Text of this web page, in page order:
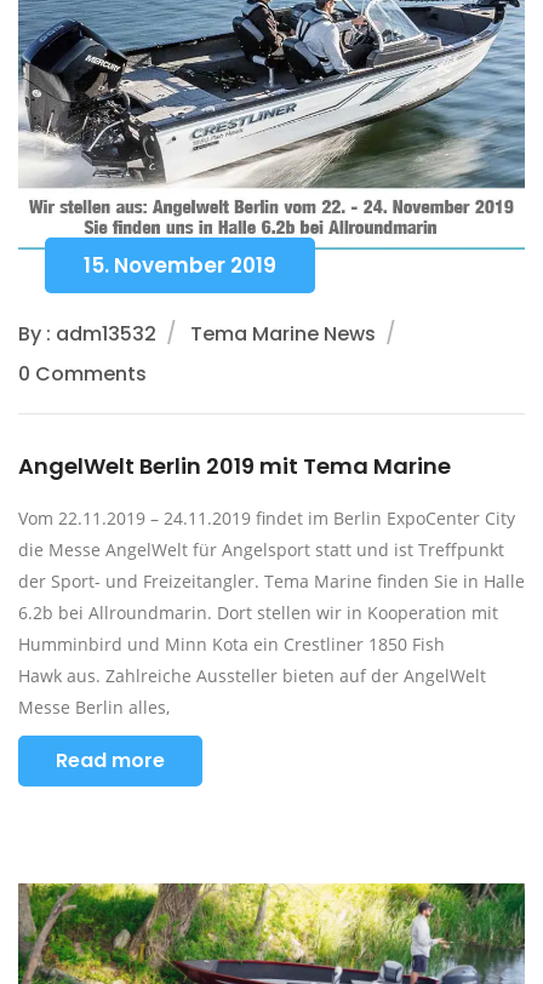
15. November 2019
By : adm13532
Tema Marine News
0 Comments
AngelWelt Berlin 2019 mit Tema Marine
Vom 22.11.2019 – 24.11.2019 findet im Berlin ExpoCenter City
die Messe AngelWelt für Angelsport statt und ist Treffpunkt
der Sport- und Freizeitangler. Tema Marine finden Sie in Halle
6.2b bei Allroundmarin. Dort stellen wir in Kooperation mit
Humminbird und Minn Kota ein Crestliner 1850 Fish
Hawk aus. Zahlreiche Aussteller bieten auf der AngelWelt
Messe Berlin alles,
Read more